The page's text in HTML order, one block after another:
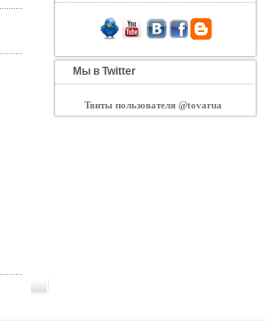
Мы в Twitter
Твиты пользователя @tovarua